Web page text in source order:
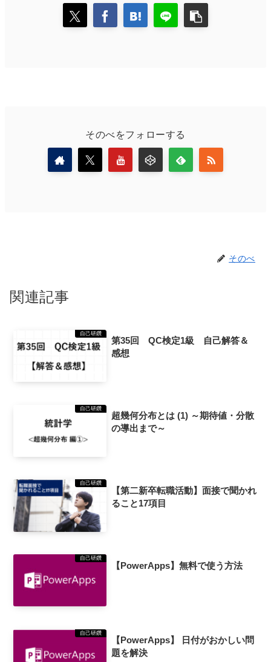
そのべをフォローする
そのべ
関連記事
自己研鑽
第35回 QC検定1級 自己解答＆
感想
自己研鑽
超幾何分布とは (1) ～期待値・分散
の導出まで～
自己研鑽
【第二新卒転職活動】面接で聞かれ
ること17項目
自己研鑽
【PowerApps】無料で使う方法
自己研鑽
【PowerApps】 日付がおかしい問
題を解決